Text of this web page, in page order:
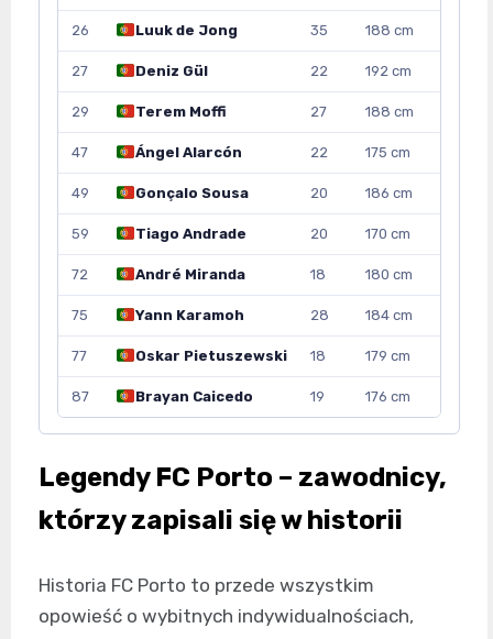
26 Luuk de Jong 35 188 cm
27 Deniz Gül 22 192 cm
29 Terem Moffi 27 188 cm
47 Ángel Alarcón 22 175 cm
49 Gonçalo Sousa 20 186 cm
59 Tiago Andrade 20 170 cm
72 André Miranda 18 180 cm
75 Yann Karamoh 28 184 cm
77 Oskar Pietuszewski 18 179 cm
87 Brayan Caicedo 19 176 cm
Legendy FC Porto – zawodnicy,
którzy zapisali się w historii
Historia FC Porto to przede wszystkim
opowieść o wybitnych indywidualnościach,